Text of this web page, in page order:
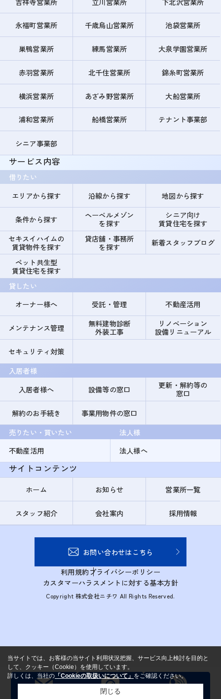
永福町営業所 千歳烏山営業所 池袋営業所
巣鴨営業所 練馬営業所 大泉学園営業所
赤羽営業所 北千住営業所 錦糸町営業所
横浜営業所 あざみ野営業所 大船営業所
浦和営業所 船橋営業所 テナント事業部
シニア事業部
サービス内容
借りたい
エリアから探す
沿線から探す 地図から探す
条件から探す
ヘーベルメゾン
を探す
シニア向け
賃貸住宅を探す
セキスイハイムの
賃貸物件を探す
貸店舗・事務所
を探す
新着スタッフブログ
ペット共生型
賃貸住宅を探す
貸したい
オーナー様へ
受託・管理 不動産活用
メンテナンス管理
無料建物診断
外装工事
リノベーション
設備リニューアル
セキュリティ対策
入居者様
入居者様へ
設備等の窓口
更新・解約等の
窓口
解約のお手続き
事業用物件の窓口
売りたい・買いたい
不動産活用
法人様
法人様へ
サイトコンテンツ
ホーム お知らせ 営業所一覧
スタッフ紹介 会社案内 採用情報
お問い合わせはこちら
利用規約プライバシーポリシー
カスタマーハラスメントに対する基本方針
Copyright 株式会社ニチワ All Rights Reserved.
当サイトでは、お客様の当サイト利用状況把握、サービス向上検討を目的と
して、クッキー（Cookie）を使用しています。
詳しくは、当社の 「Cookieの取扱いについて」 をご確認ください。
閉じる